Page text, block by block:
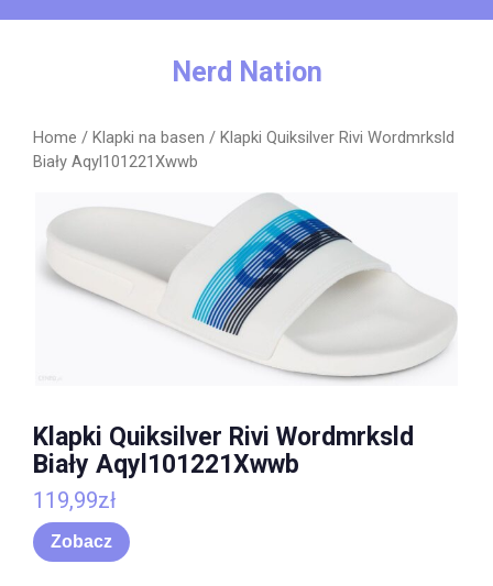
Nerd Nation
Home / Klapki na basen / Klapki Quiksilver Rivi Wordmrksld
Biały Aqyl101221Xwwb
Klapki Quiksilver Rivi Wordmrksld
Biały Aqyl101221Xwwb
119,99zł
Zobacz